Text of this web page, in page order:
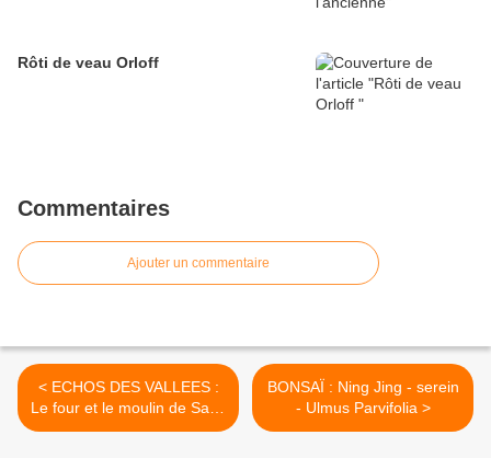
Rôti de veau Orloff
Commentaires
Ajouter un commentaire
< ECHOS DES VALLEES :
Le four et le moulin de Saint
sauveur
BONSAÏ : Ning Jing - serein
- Ulmus Parvifolia >